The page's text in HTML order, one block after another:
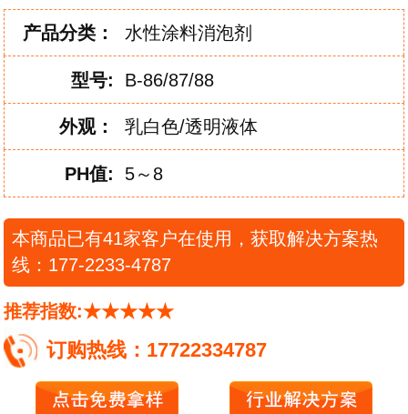
产品分类： 水性涂料消泡剂
型号: B-86/87/88
外观： 乳白色/透明液体
PH值: 5～8
本商品已有41家客户在使用，获取解决方案热
线：177-2233-4787
推荐指数:★★★★★
订购热线：17722334787